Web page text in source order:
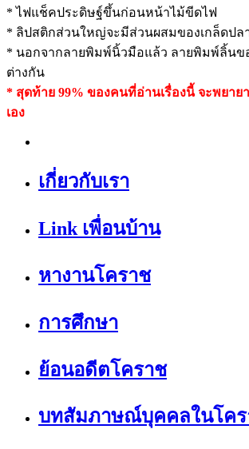
* ไฟแช็คประดิษฐ์ขึ้นก่อนหน้าไม้ขีดไฟ
* ลิปสติกส่วนใหญ่จะมีส่วนผสมของเกล็ดปล
* นอกจากลายพิมพ์นิ้วมือแล้ว ลายพิมพ์ลิ้นข
ต่างกัน
* สุดท้าย 99% ของคนที่อ่านเรื่องนี้ จะพยาย
เอง
เกี่ยวกับเรา
Link เพื่อนบ้าน
หางานโคราช
การศึกษา
ย้อนอดีตโคราช
บทสัมภาษณ์บุคคลในโค